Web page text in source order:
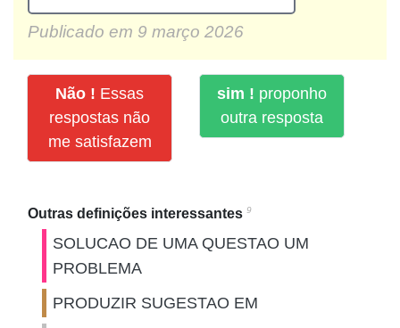
Publicado em 9 março 2026
Não ! Essas
respostas não
me satisfazem
sim ! proponho
outra resposta
Outras definições interessantes 9
SOLUCAO DE UMA QUESTAO UM
PROBLEMA
PRODUZIR SUGESTAO EM